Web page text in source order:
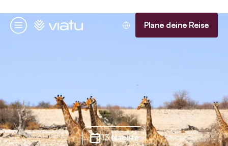
Menü
Startseite Plane deine Reise
13 Nächte